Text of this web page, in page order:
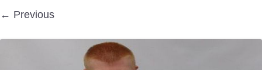
← Previous